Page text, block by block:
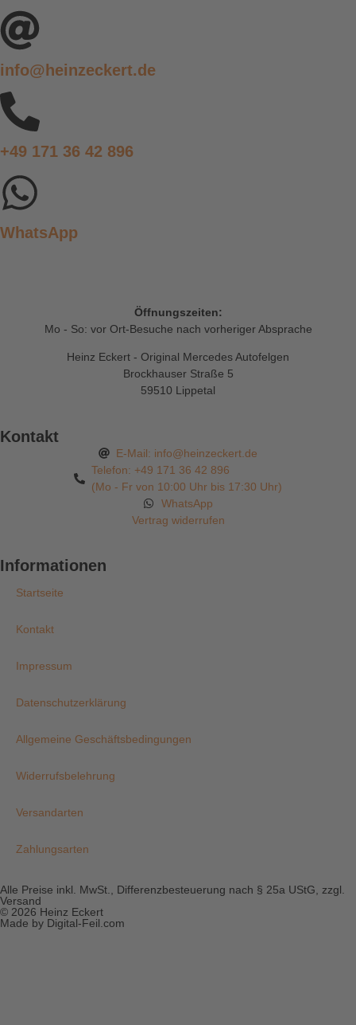
info@heinzeckert.de
+49 171 36 42 896
WhatsApp
Öffnungszeiten:
Mo - So: vor Ort-Besuche nach vorheriger Absprache
Heinz Eckert - Original Mercedes Autofelgen
Brockhauser Straße 5
59510 Lippetal
Kontakt
E-Mail: info@heinzeckert.de
Telefon: +49 171 36 42 896
(Mo - Fr von 10:00 Uhr bis 17:30 Uhr)
WhatsApp
Vertrag widerrufen
Informationen
Startseite
Kontakt
Impressum
Datenschutzerklärung
Allgemeine Geschäftsbedingungen
Widerrufsbelehrung
Versandarten
Zahlungsarten
Alle Preise inkl. MwSt., Differenzbesteuerung nach § 25a UStG, zzgl.
Versand
© 2026 Heinz Eckert
Made by Digital-Feil.com